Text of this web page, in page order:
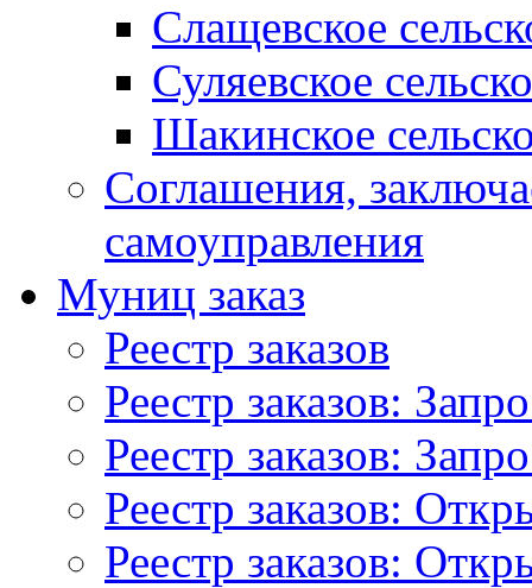
Слащевское
Суляевское
Шакинское
Соглашения,
самоуправления
Муниц заказ
Реестр заказов
Реестр заказов:
Реестр заказов:
Реестр заказов:
Реестр заказов: